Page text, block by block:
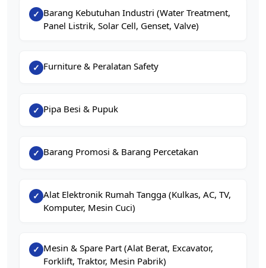
✓ Barang Kebutuhan Industri (Water Treatment,
Panel Listrik, Solar Cell, Genset, Valve)
✓ Furniture & Peralatan Safety
✓ Pipa Besi & Pupuk
✓ Barang Promosi & Barang Percetakan
✓ Alat Elektronik Rumah Tangga (Kulkas, AC, TV,
Komputer, Mesin Cuci)
✓ Mesin & Spare Part (Alat Berat, Excavator,
Forklift, Traktor, Mesin Pabrik)